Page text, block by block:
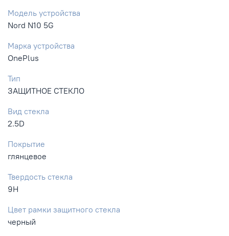
Модель устройства
Nord N10 5G
Марка устройства
OnePlus
Тип
ЗАЩИТНОЕ СТЕКЛО
Вид стекла
2.5D
Покрытие
глянцевое
Твердость стекла
9H
Цвет рамки защитного стекла
черный